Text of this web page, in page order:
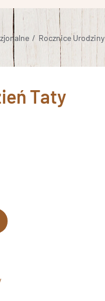
/ Rocznice Urodziny
Taty